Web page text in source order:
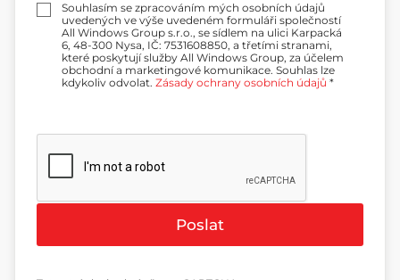
*
Souhlasím se zpracováním mých osobních údajů
uvedených ve výše uvedeném formuláři společností
All Windows Group s.r.o., se sídlem na ulici Karpacká
6, 48-300 Nysa, IČ: 7531608850, a třetími stranami,
které poskytují služby All Windows Group, za účelem
obchodní a marketingové komunikace. Souhlas lze
kdykoliv odvolat. Zásady ochrany osobních údajů *
Poslat